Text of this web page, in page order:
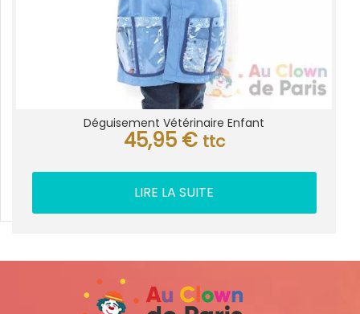
Déguisement Vétérinaire Enfant
45,95 € ttc
LIRE LA SUITE